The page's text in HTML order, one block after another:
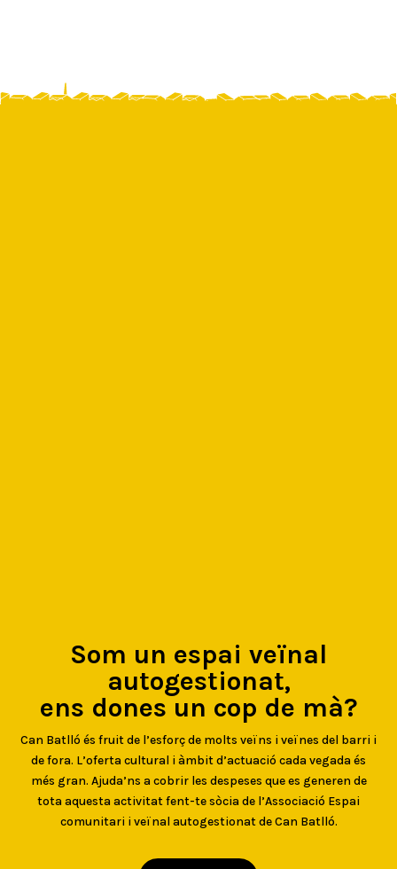
Som un espai veïnal
autogestionat,
ens dones un cop de mà?
Can Batlló és fruit de l’esforç de molts veïns i veïnes del barri i
de fora. L’oferta cultural i àmbit d’actuació cada vegada és
més gran. Ajuda’ns a cobrir les despeses que es generen de
tota aquesta activitat fent-te sòcia de l’Associació Espai
comunitari i veïnal autogestionat de Can Batlló.